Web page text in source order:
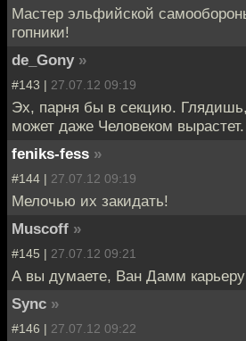
Мастер эльфийской
гопники!
de_Gony »
#143 | 27.07.12 09:19
Эх, парня бы в секцию.
может даже Человеком вырастет.
feniks-fess »
#144 | 27.07.12 09:19
Мелочью их закидать!
Muscoff »
#145 | 27.07.12 09:21
А вы думаете, Ван Дамм карьеру
Sync »
#146 | 27.07.12 09:22